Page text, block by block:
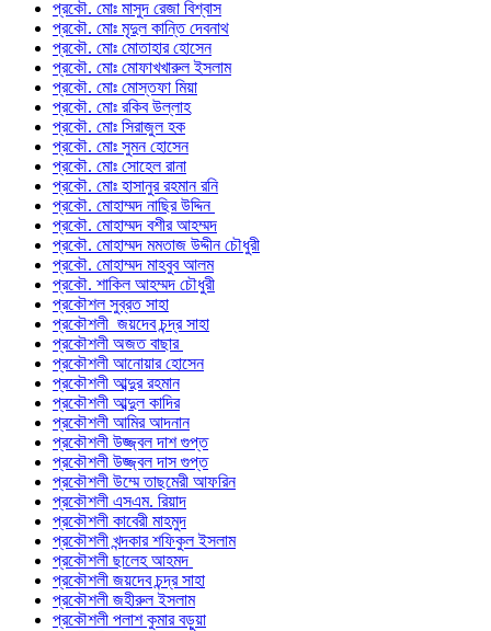
প্রকৌ. মোঃ মাসুদ রেজা বিশ্বাস
প্রকৌ. মোঃ মৃদুল কান্তি দেবনাথ
প্রকৌ. মোঃ মোতাহার হোসেন
প্রকৌ. মোঃ মোফাখখারুল ইসলাম
প্রকৌ. মোঃ মোস্তফা মিয়া
প্রকৌ. মোঃ রকিব উল্লাহ
প্রকৌ. মোঃ সিরাজুল হক
প্রকৌ. মোঃ সুমন হোসেন
প্রকৌ. মোঃ সোহেল রানা
প্রকৌ. মোঃ হাসানুর রহমান রনি
প্রকৌ. মোহাম্মদ নাছির উদ্দিন
প্রকৌ. মোহাম্মদ বশীর আহম্মদ
প্রকৌ. মোহাম্মদ মমতাজ উদ্দীন চৌধুরী
প্রকৌ. মোহাম্মদ মাহবুব আলম
প্রকৌ. শাকিল আহম্মদ চৌধুরী
প্রকৌশল সুব্রত সাহা
প্রকৌশলী জয়দেব চন্দ্র সাহা
প্রকৌশলী অজত বাছার
প্রকৌশলী আনোয়ার হোসেন
প্রকৌশলী আব্দুর রহমান
প্রকৌশলী আব্দুল কাদির
প্রকৌশলী আমির আদনান
প্রকৌশলী উজ্জ্বল দাশ গুপ্ত
প্রকৌশলী উজ্জ্বল দাস গুপ্ত
প্রকৌশলী উম্মে তাছমেরী আফরিন
প্রকৌশলী এসএম. রিয়াদ
প্রকৌশলী কাবেরী মাহমুদ
প্রকৌশলী খন্দকার শফিকুল ইসলাম
প্রকৌশলী ছালেহ আহমদ
প্রকৌশলী জয়দেব চন্দ্র সাহা
প্রকৌশলী জহীরুল ইসলাম
প্রকৌশলী পলাশ কুমার বড়ুয়া